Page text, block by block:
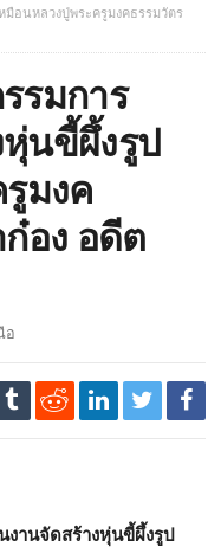
อนหลวงปู่พระครูมงคธรรมวัตร
รมการ
นขี้ผึ้งรูป
มงค
อง อดีต
อ
นจัดสร้างหุ่นขี้ผึ้งรูป